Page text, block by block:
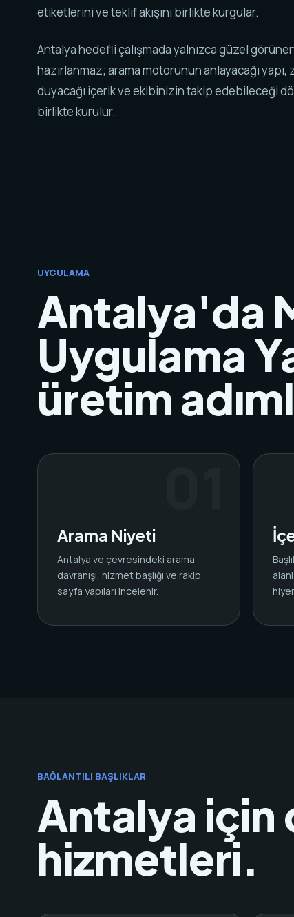
etiketlerini ve teklif akışını birlikte kurgular.
Antalya hedefli çalışmada yalnızca güzel
hazırlanmaz; arama motorunun anlayacağı
duyacağı içerik ve ekibinizin takip edebileceği
birlikte kurulur.
UYGULAMA
Antalya'da
Uygulama
üretim
Arama Niyeti
Antalya ve çevresindeki arama
davranışı, hizmet başlığı ve rakip
sayfa yapıları incelenir.
BAĞLANTILI BAŞLIKLAR
Antalya için
hizmetleri.